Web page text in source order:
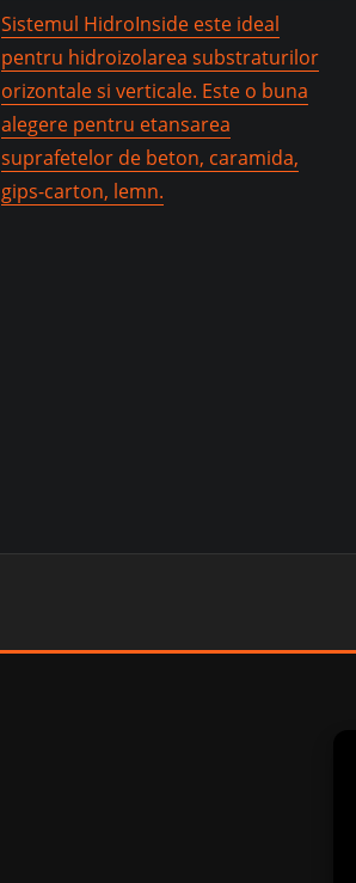
Sistemul HidroInside este ideal
pentru hidroizolarea substraturilor
orizontale si verticale. Este o buna
alegere pentru etansarea
suprafetelor de beton, caramida,
gips-carton, lemn.